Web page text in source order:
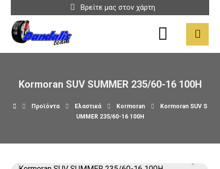
Βρείτε μας στον χάρτη
Kormoran SUV SUMMER 235/60-16 100H
Προϊόντα Ελαστικά Kormoran
Kormoran SUV S
UMMER 235/60-16 100H